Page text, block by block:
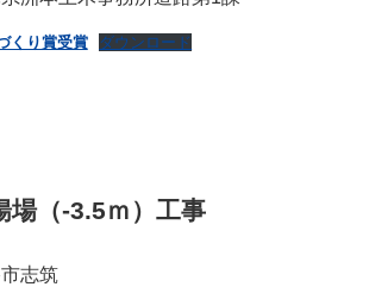
くり賞受賞 ダウンロード
場（-3.5ｍ）工事
志筑